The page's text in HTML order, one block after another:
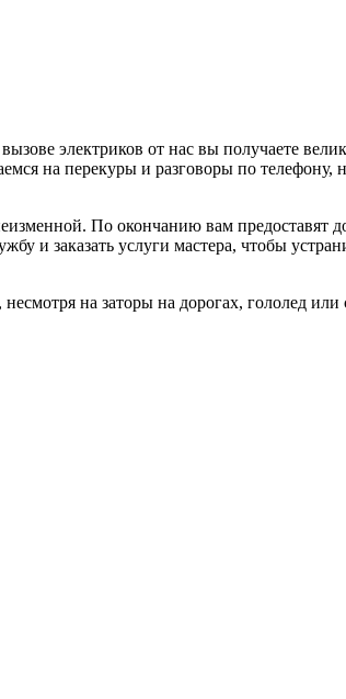
электриков от нас вы получаете
на перекуры и разговоры по телефону,
По окончанию вам предоставят
и заказать услуги мастера, чтобы
на заторы на дорогах, гололед